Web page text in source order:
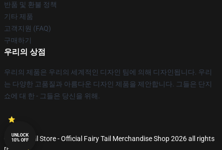
반품 및 환불 정책
기타 제품
고객지원 (FAQ)
구매하기
우리의 상점
우리의 제품은 우리의 세계적인 디자인 팀에 의해 디자인됩니다. 우리
는 다양한 고품질과 아름다운 디자인 제품을 제안합니다. 그들은 단지
쇼에 대 한 - 그들은 당신을 위해.
© Fairy Tail Store - Official Fairy Tail Merchandise Shop 2026 all rights
UNLOCK
10% OFF